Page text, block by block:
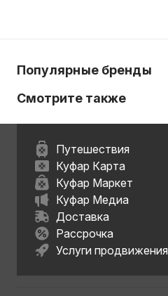
Популярные бренды
Смотрите также
Путешествия
Куфар Карта
Куфар Маркет
Куфар Медиа
Доставка
Рассрочка
Услуги продвижения